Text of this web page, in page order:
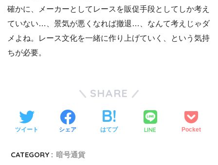
確かに、メーカーとしてレースを販促手段としてしか考え
ていない…、景気が悪くなれば撤退…、なんて考えじゃダ
メよね。レース文化を一緒に作り上げていく、という気持
ちが必要。
SHARE
ツイート シェア はてブ LINE Pocket
CATEGORY : 暗号通貨